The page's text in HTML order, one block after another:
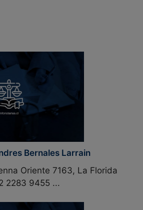
Bernales Larrain
Oriente 7163, La Florida
2283 9455 ...